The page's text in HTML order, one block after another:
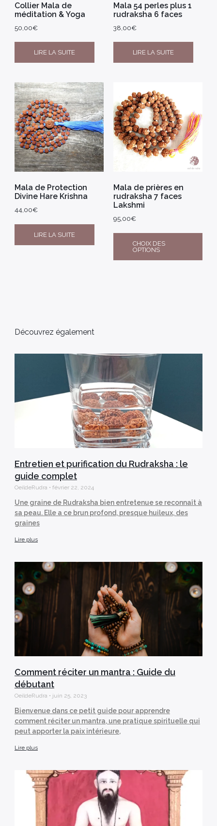
Collier Mala de
méditation & Yoga
50,00€
LIRE LA SUITE
Mala 54 perles plus 1
rudraksha 6 faces
38,00€
LIRE LA SUITE
Mala de Protection
Divine Hare Krishna
44,00€
LIRE LA SUITE
Mala de prières en
rudraksha 7 faces
Lakshmi
95,00€
CHOIX DES
OPTIONS
Découvrez également
Entretien et purification du Rudraksha : le
guide complet
OeildeRudra février 22, 2024
Une graine de Rudraksha bien entretenue se reconnaît à
sa peau. Elle a ce brun profond, presque huileux, des
graines
Lire plus
Comment réciter un mantra : Guide du
débutant
OeildeRudra juin 25, 2023
Bienvenue dans ce petit guide pour apprendre
comment réciter un mantra, une pratique spirituelle qui
peut apporter la paix intérieure,
Lire plus